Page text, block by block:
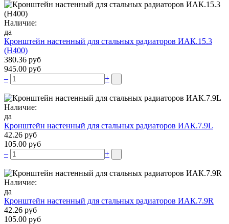
Наличие:
да
Кронштейн настенный для стальных радиаторов ИАК.15.3
(H400)
380.36 руб
945.00 руб
–
+
Наличие:
да
Кронштейн настенный для стальных радиаторов ИАК.7.9L
42.26 руб
105.00 руб
–
+
Наличие:
да
Кронштейн настенный для стальных радиаторов ИАК.7.9R
42.26 руб
105.00 руб